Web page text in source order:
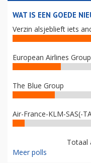
WAT IS EEN GOEDE
Verzin alsjeblieft iets
European Airlines
The Blue Group
Air-France-KLM-SAS(-
Totaal
Meer polls